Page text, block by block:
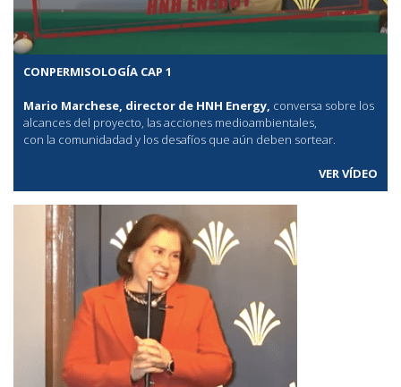
CONPERMISOLOGÍA CAP 1
Mario Marchese, director de HNH Energy, conversa sobre los
alcances del proyecto, las acciones medioambientales,
con la comunidadad y los desafíos que aún deben sortear.
VER VÍDEO